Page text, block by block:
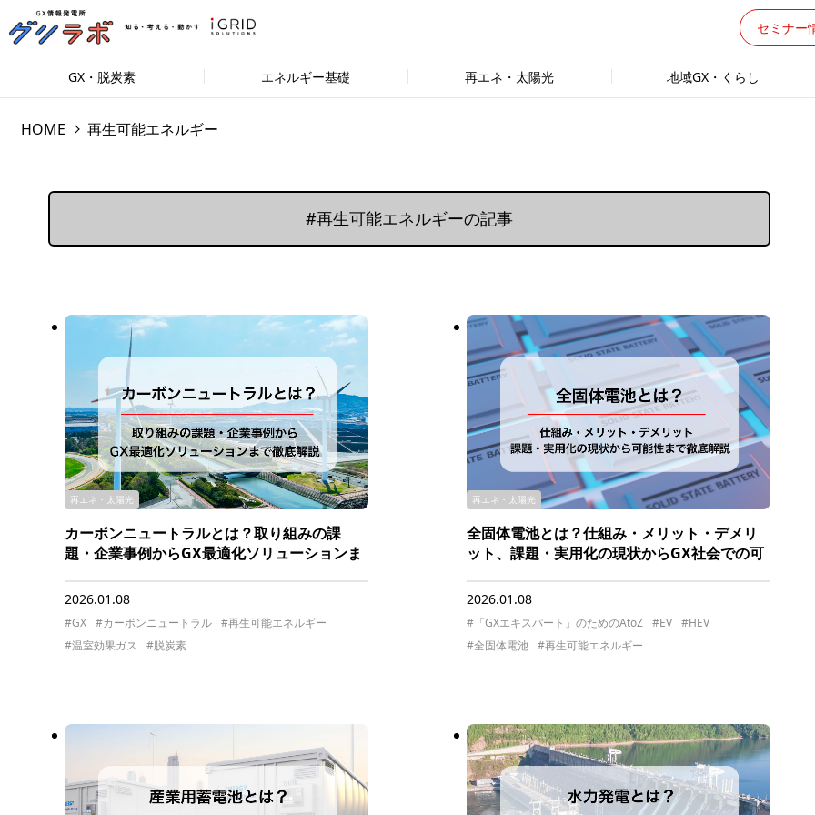
セミナー
GX・脱炭素 エネルギー基礎 再エネ・太陽光 地域GX・くらし
HOME 再生可能エネルギー
#再生可能エネルギーの記事
再エネ・太陽光
カーボンニュートラルとは？取り組みの課
題・企業事例からGX最適化ソリューションま
2026.01.08
#GX #カーボンニュートラル
#再生可能エネルギー
#温室効果ガス
#脱炭素
再エネ・太陽光
全固体電池とは？仕組み・メリット・デメリ
ット、課題・実用化の現状からGX社会での可
2026.01.08
#「GXエキスパート」のためのAtoZ #EV
#HEV
#全固体電池
#再生可能エネルギー